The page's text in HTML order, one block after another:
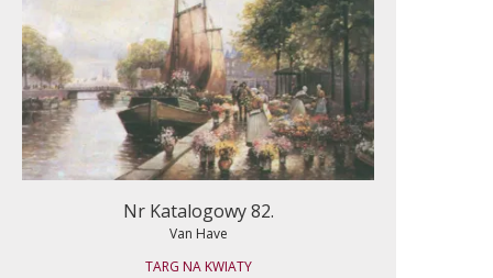
Nr Katalogowy 82.
Van Have
TARG NA KWIATY